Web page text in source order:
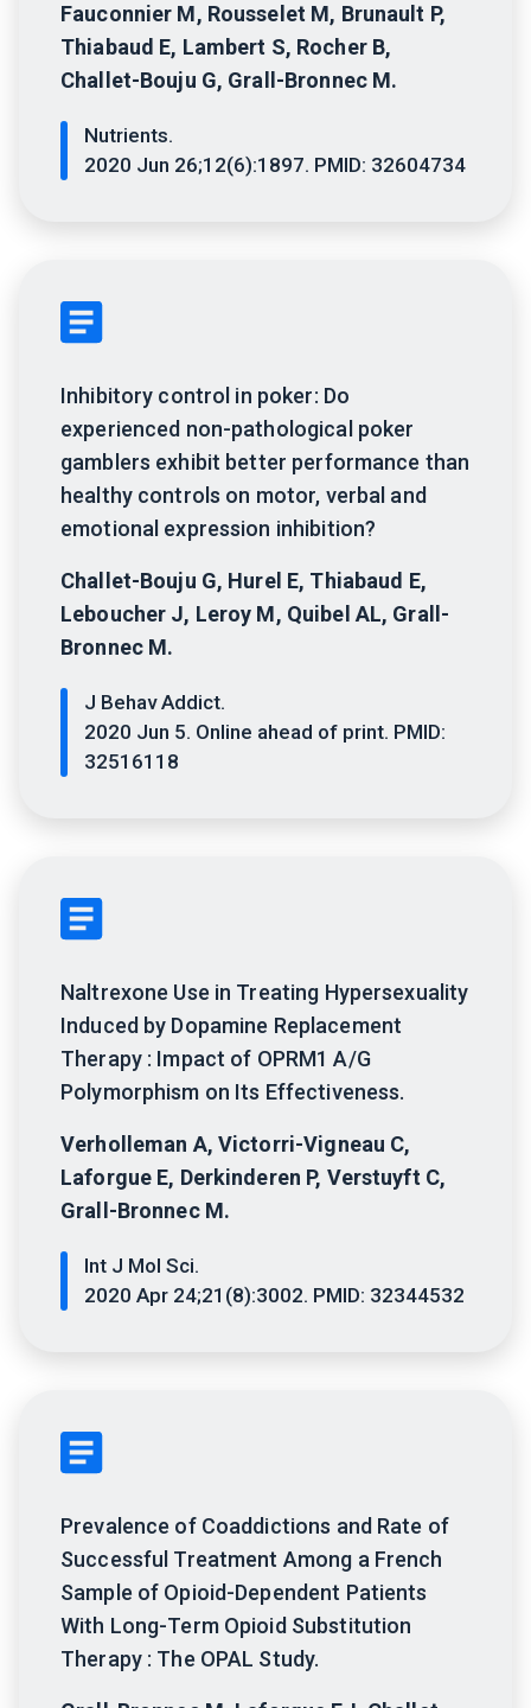
Fauconnier M, Rousselet M, Brunault P,
Thiabaud E, Lambert S, Rocher B,
Challet-Bouju G, Grall-Bronnec M.
Nutrients.
2020 Jun 26;12(6):1897. PMID: 32604734
Inhibitory control in poker: Do
experienced non-pathological poker
gamblers exhibit better performance than
healthy controls on motor, verbal and
emotional expression inhibition?
Challet-Bouju G, Hurel E, Thiabaud E,
Leboucher J, Leroy M, Quibel AL, Grall-
Bronnec M.
J Behav Addict.
2020 Jun 5. Online ahead of print. PMID:
32516118
Naltrexone Use in Treating Hypersexuality
Induced by Dopamine Replacement
Therapy : Impact of OPRM1 A/G
Polymorphism on Its Effectiveness.
Verholleman A, Victorri-Vigneau C,
Laforgue E, Derkinderen P, Verstuyft C,
Grall-Bronnec M.
Int J Mol Sci.
2020 Apr 24;21(8):3002. PMID: 32344532
Prevalence of Coaddictions and Rate of
Successful Treatment Among a French
Sample of Opioid-Dependent Patients
With Long-Term Opioid Substitution
Therapy : The OPAL Study.